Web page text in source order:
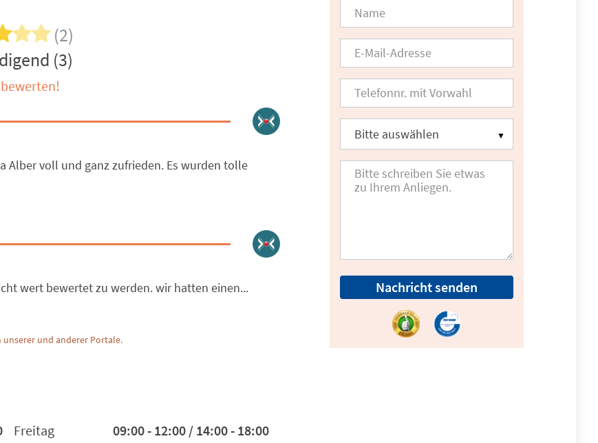
(2)
(3)
Alber voll und ganz zufrieden. Es wurden tolle
wert bewertet zu werden. wir hatten einen...
und anderer Portale.
Freitag
09:00 - 12:00 / 14:00 - 18:00
Nachricht senden